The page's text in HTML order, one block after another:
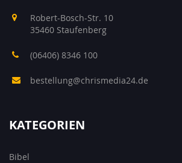
Robert-Bosch-Str. 10
35460 Staufenberg
(06406) 8346 100
bestellung@chrismedia24.de
KATEGORIEN
Bibel